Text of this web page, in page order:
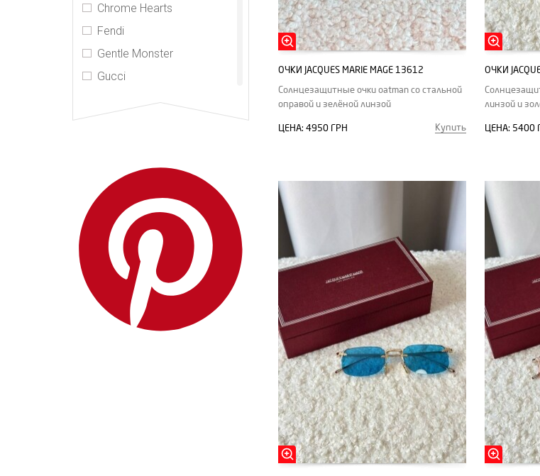
Chrome Hearts
Fendi
Gentle Monster
Gucci
Louis Vuitton
Marc Jacobs
Max Mara
MIU MIU
PRADA
Super Sung
Thenri
Yves Saint Laurent
ОЧКИ JACQUES MARIE MAGE 13612
Солнцезащитные очки oatman со стальной
оправой и зелёной линзой
ЦЕНА: 4950 ГРН Купить
ОЧКИ
линзой и
ЦЕНА: 5400